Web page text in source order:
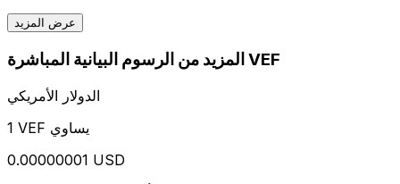
عرض المزيد
المزيد من الرسوم البيانية المباشرة VEF
الدولار الأمريكي
1 VEF يساوي
0.00000001 USD